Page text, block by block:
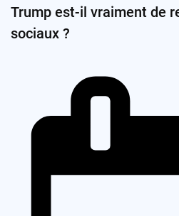
Trump est-il vraiment de
sociaux ?